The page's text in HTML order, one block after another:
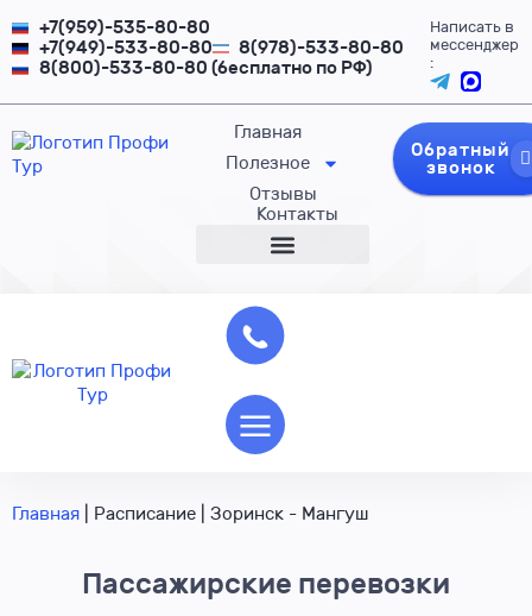
+7(959)-535-80-80
+7(949)-533-80-80
8(978)-533-80-80
8(800)-533-80-80 (бесплатно по РФ)
Написать в
мессенджер
:
Главная
Полезное
Отзывы
Контакты
Обратный
звонок
Главная Расписание Зоринск - Мангуш
Пассажирские перевозки